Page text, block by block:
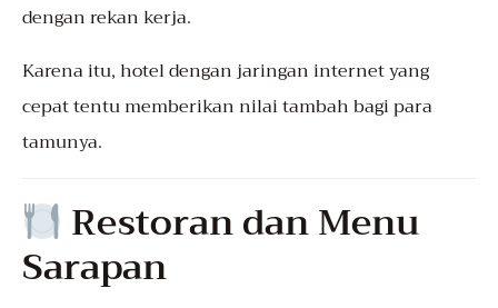
dengan rekan kerja.
Karena itu, hotel dengan jaringan internet yang
cepat tentu memberikan nilai tambah bagi para
tamunya.
Restoran dan Menu
Sarapan